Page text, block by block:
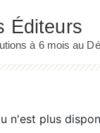
n'est plus